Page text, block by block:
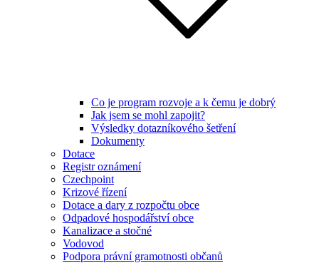
Co je program rozvoje a k čemu je dobrý
Jak jsem se mohl zapojit?
Výsledky dotazníkového šetření
Dokumenty
Dotace
Registr oznámení
Czechpoint
Krizové řízení
Dotace a dary z rozpočtu obce
Odpadové hospodářství obce
Kanalizace a stočné
Vodovod
Podpora právní gramotnosti občanů